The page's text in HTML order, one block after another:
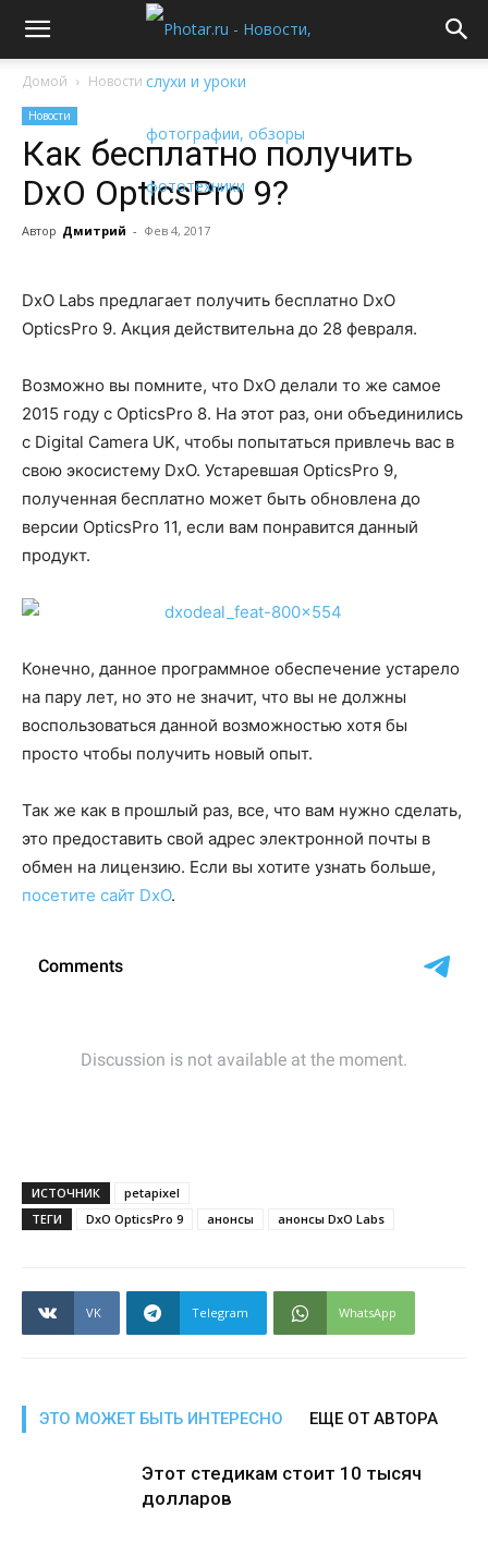
Домой Новости
Новости
Как бесплатно получить
DxO OpticsPro 9?
Автор Дмитрий - Фев 4, 2017
DxO Labs предлагает получить бесплатно DxO
OpticsPro 9. Акция действительна до 28 февраля.
Возможно вы помните, что DxO делали то же самое
2015 году с OpticsPro 8. На этот раз, они объединились
с Digital Camera UK, чтобы попытаться привлечь вас в
свою экосистему DxO. Устаревшая OpticsPro 9,
полученная бесплатно может быть обновлена до
версии OpticsPro 11, если вам понравится данный
продукт.
Конечно, данное программное обеспечение устарело
на пару лет, но это не значит, что вы не должны
воспользоваться данной возможностью хотя бы
просто чтобы получить новый опыт.
Так же как в прошлый раз, все, что вам нужно сделать,
это предоставить свой адрес электронной почты в
обмен на лицензию. Если вы хотите узнать больше,
посетите сайт DxO.
ИСТОЧНИК
petapixel
ТЕГИ
DxO OpticsPro 9 анонсы анонсы DxO Labs
VK Telegram WhatsApp
ЭТО МОЖЕТ БЫТЬ ИНТЕРЕСНО ЕЩЕ ОТ АВТОРА
Этот стедикам стоит 10 тысяч
долларов